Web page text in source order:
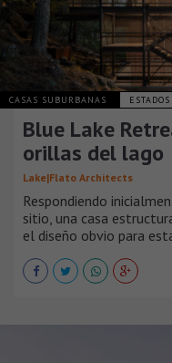
CASAS SUBURBANAS
Blue Lake
orillas del lago
Lake|Flato Architects
Respondiendo
sitio, una casa
el diseño obvio para